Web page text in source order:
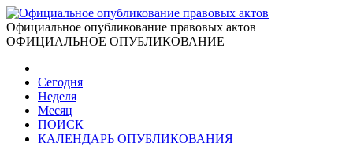
Официальное опубликование правовых актов
ОФИЦИАЛЬНОЕ ОПУБЛИКОВАНИЕ
Сегодня
Неделя
Месяц
ПОИСК
КАЛЕНДАРЬ ОПУБЛИКОВАНИЯ